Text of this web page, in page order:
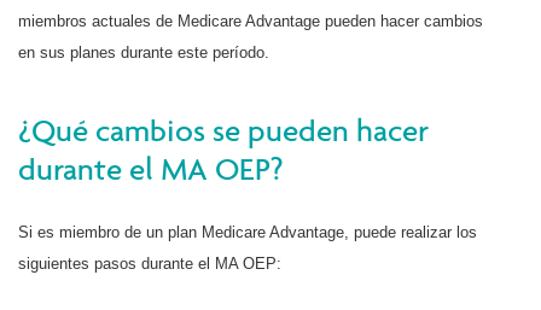
miembros actuales de Medicare Advantage pueden hacer cambios
en sus planes durante este período.
¿Qué cambios se pueden hacer
durante el MA OEP?
Si es miembro de un plan Medicare Advantage, puede realizar los
siguientes pasos durante el MA OEP: